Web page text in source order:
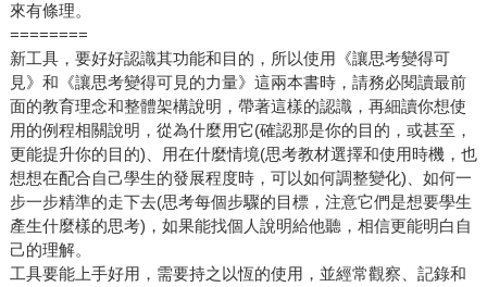
來有條理。
========
新工具，要好好認識其功能和目的，所以使用《讓思考變得可
見》和《讓思考變得可見的力量》這兩本書時，請務必閱讀最前
面的教育理念和整體架構說明，帶著這樣的認識，再細讀你想使
用的例程相關說明，從為什麼用它(確認那是你的目的，或甚至，
更能提升你的目的)、用在什麼情境(思考教材選擇和使用時機，也
想想在配合自己學生的發展程度時，可以如何調整變化)、如何一
步一步精準的走下去(思考每個步驟的目標，注意它們是想要學生
產生什麼樣的思考)，如果能找個人說明給他聽，相信更能明白自
己的理解。
工具要能上手好用，需要持之以恆的使用，並經常觀察、記錄和